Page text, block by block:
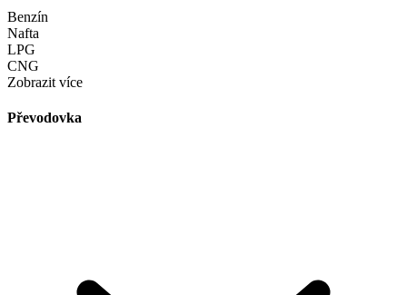
Benzín
Nafta
LPG
CNG
Zobrazit více
Převodovka